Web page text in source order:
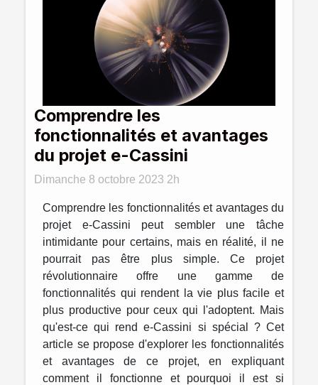
Comprendre les
fonctionnalités et avantages
du projet e-Cassini
Dimanche 8 octobre 2023 2h
Comprendre les fonctionnalités et avantages du
projet e-Cassini peut sembler une tâche
intimidante pour certains, mais en réalité, il ne
pourrait pas être plus simple. Ce projet
révolutionnaire offre une gamme de
fonctionnalités qui rendent la vie plus facile et
plus productive pour ceux qui l'adoptent. Mais
qu'est-ce qui rend e-Cassini si spécial ? Cet
article se propose d'explorer les fonctionnalités
et avantages de ce projet, en expliquant
comment il fonctionne et pourquoi il est si